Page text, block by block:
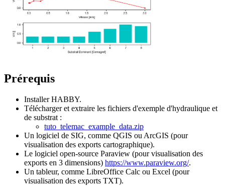
Prérequis
Installer HABBY.
Télécharger et extraire les fichiers d'exemple d'hydraulique et
de substrat :
tuto_telemac_example_data.zip
Un logiciel de SIG, comme QGIS ou ArcGIS (pour
visualisation des exports cartographique).
Le logiciel open-source Paraview (pour visualisation des
exports en 3 dimensions) https://www.paraview.org/.
Un tableur, comme LibreOffice Calc ou Excel (pour
visualisation des exports TXT).